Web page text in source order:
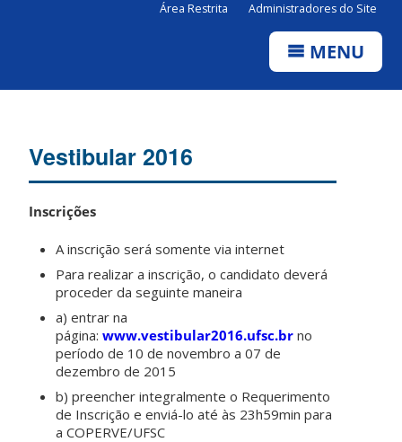
Área Restrita Administradores do Site
MENU
Vestibular 2016
Inscrições
A inscrição será somente via internet
Para realizar a inscrição, o candidato deverá
proceder da seguinte maneira
a) entrar na
página:www.vestibular2016.ufsc.br no
período de 10 de novembro a 07 de
dezembro de 2015
b) preencher integralmente o Requerimento
de Inscrição e enviá-lo até às 23h59min para
a COPERVE/UFSC